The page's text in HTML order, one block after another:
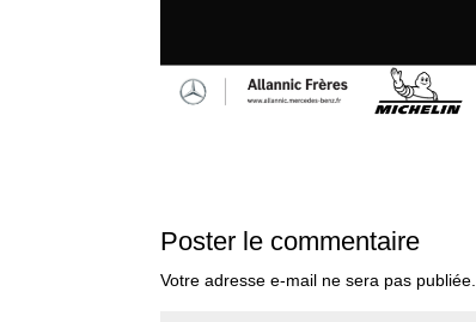
Poster le commentaire
Votre adresse e-mail ne sera pas publiée.